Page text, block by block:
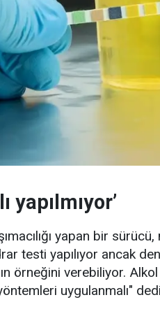
yapılmıyor’
yapan bir
testi yapılıyor ancak
örneğini verebiliyor.
uygulanmalı"